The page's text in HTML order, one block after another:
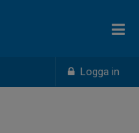
Logga in